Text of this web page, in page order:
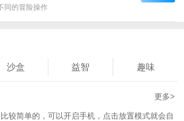
同的冒险操作
沙盒 益智 趣味
更多>
较简单的，可以开启手机，点击放置模式就会自